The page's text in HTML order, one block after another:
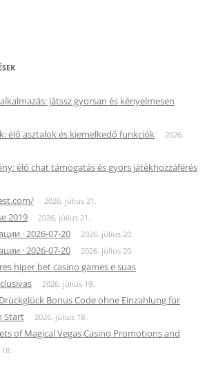
játssz gyorsan és kényelmesen
élő asztalok és kiemelkedő funkciók
2026.
élő chat támogatás és gyors játékhozzáférés
2026. július 21.
2019 2026. július 21.
· 2026-07-20 2026. július 20.
· 2026-07-20 2026. július 20.
hiper bet casino games e suas
2026. július 19.
Bonus Code ohne Einzahlung für
Start
2026. július 18.
of Magical Vegas Casino Promotions and